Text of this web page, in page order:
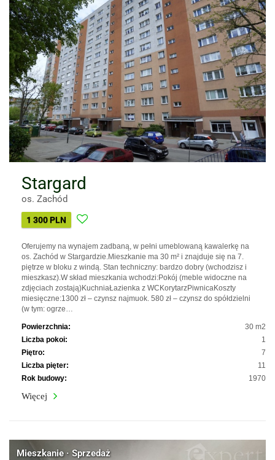
Stargard
os. Zachód
1 300 PLN
Oferujemy na wynajem zadbaną, w pełni umeblowaną kawalerkę na
os. Zachód w Stargardzie.Mieszkanie ma 30 m² i znajduje się na 7.
piętrze w bloku z windą. Stan techniczny: bardzo dobry (wchodzisz i
mieszkasz).W skład mieszkania wchodzi:Pokój (meble widoczne na
zdjęciach zostają)KuchniaŁazienka z WCKorytarzPiwnicaKoszty
miesięczne:1300 zł – czynsz najmuok. 580 zł – czynsz do spółdzielni
(w tym: ogrze…
Powierzchnia:
30 m2
Liczba pokoi:
1
Piętro:
7
Liczba pięter:
11
Rok budowy:
1970
Więcej
Mieszkanie · Sprzedaż